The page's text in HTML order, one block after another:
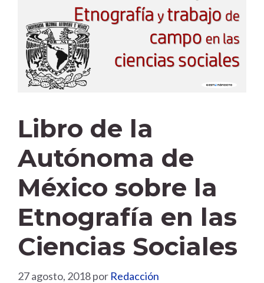
Libro de la
Autónoma de
México sobre la
Etnografía en las
Ciencias Sociales
27 agosto, 2018por Redacción